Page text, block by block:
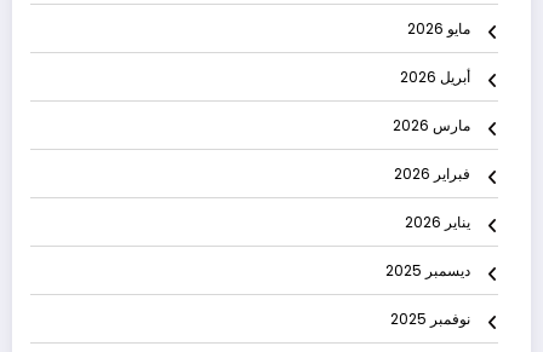
مايو 2026
أبريل 2026
مارس 2026
فبراير 2026
يناير 2026
ديسمبر 2025
نوفمبر 2025